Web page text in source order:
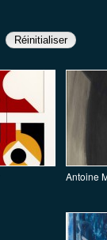
Antoine